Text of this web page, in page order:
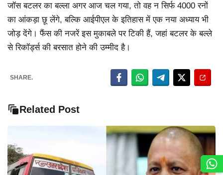
जॉस बटलर का बल्ला अगर आज चल गया, तो वह न सिर्फ 4000 रनों
का आंकड़ा छू लेंगे, बल्कि आईपीएल के इतिहास में एक नया अध्याय भी
जोड़ देंगे। फैंस की नजरें इस मुकाबले पर टिकी हैं, जहां बटलर के बल्ले
से रिकॉर्ड्स की बरसात होने की उम्मीद है।
SHARE.
Related Post